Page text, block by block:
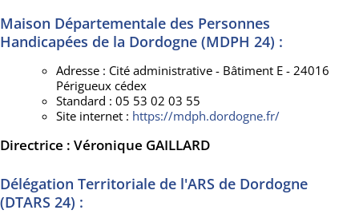
Maison Départementale des Personnes
Handicapées de la Dordogne (MDPH 24) :
Adresse : Cité administrative - Bâtiment E - 24016
Périgueux cédex
Standard : 05 53 02 03 55
Site internet : https://mdph.dordogne.fr/
Directrice : Véronique GAILLARD
Délégation Territoriale de l'ARS de Dordogne
(DTARS 24) :